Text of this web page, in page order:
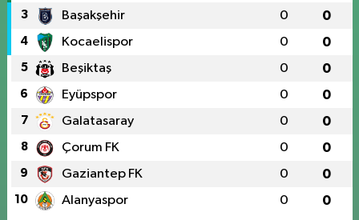
3 Başakşehir 0 0
4 Kocaelispor 0 0
5 Beşiktaş 0 0
6 Eyüpspor 0 0
7 Galatasaray 0 0
8 Çorum FK 0 0
9 Gaziantep FK 0 0
10 Alanyaspor 0 0